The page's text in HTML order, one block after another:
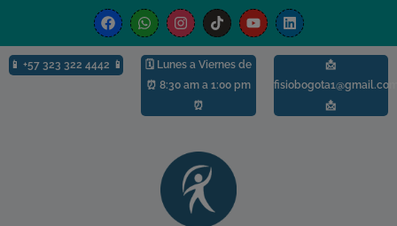
📱 +57 323 322 4442 📱
🗓️ Lunes a Viernes de
⏰ 8:30 am a 1:00 pm
⏰
📩
📩
modal-check